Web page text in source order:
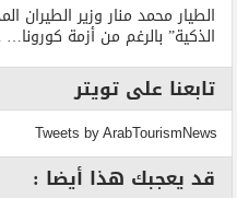
الطيار محمد منار وزير
الذكية” بالرغم من أزمة
تابعنا على تويتر
Tweets by ArabTourismNews
قد يعجبك هذا أيضا :